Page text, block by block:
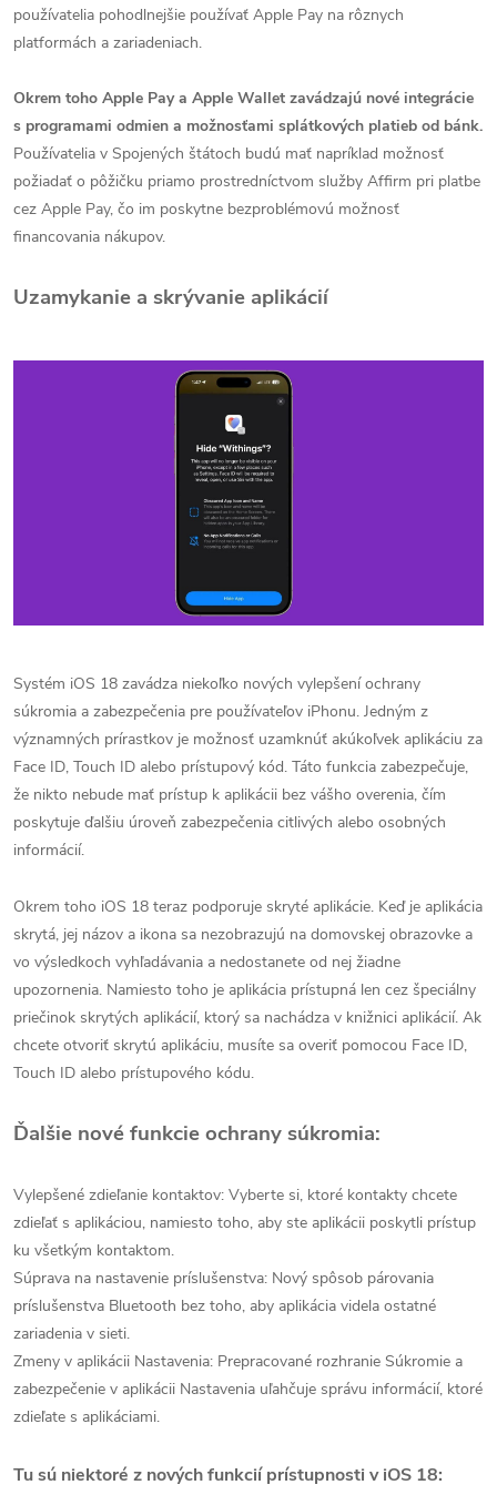
používatelia pohodlnejšie používať Apple Pay na rôznych
platformách a zariadeniach.
Okrem toho Apple Pay a Apple Wallet zavádzajú nové integrácie
s programami odmien a možnosťami splátkových platieb od bánk.
Používatelia v Spojených štátoch budú mať napríklad možnosť
požiadať o pôžičku priamo prostredníctvom služby Affirm pri platbe
cez Apple Pay, čo im poskytne bezproblémovú možnosť
financovania nákupov.
Uzamykanie a skrývanie aplikácií
Systém iOS 18 zavádza niekoľko nových vylepšení ochrany
súkromia a zabezpečenia pre používateľov iPhonu. Jedným z
významných prírastkov je možnosť uzamknúť akúkoľvek aplikáciu za
Face ID, Touch ID alebo prístupový kód. Táto funkcia zabezpečuje,
že nikto nebude mať prístup k aplikácii bez vášho overenia, čím
poskytuje ďalšiu úroveň zabezpečenia citlivých alebo osobných
informácií.
Okrem toho iOS 18 teraz podporuje skryté aplikácie. Keď je aplikácia
skrytá, jej názov a ikona sa nezobrazujú na domovskej obrazovke a
vo výsledkoch vyhľadávania a nedostanete od nej žiadne
upozornenia. Namiesto toho je aplikácia prístupná len cez špeciálny
priečinok skrytých aplikácií, ktorý sa nachádza v knižnici aplikácií. Ak
chcete otvoriť skrytú aplikáciu, musíte sa overiť pomocou Face ID,
Touch ID alebo prístupového kódu.
Ďalšie nové funkcie ochrany súkromia:
Vylepšené zdieľanie kontaktov: Vyberte si, ktoré kontakty chcete
zdieľať s aplikáciou, namiesto toho, aby ste aplikácii poskytli prístup
ku všetkým kontaktom.
Súprava na nastavenie príslušenstva: Nový spôsob párovania
príslušenstva Bluetooth bez toho, aby aplikácia videla ostatné
zariadenia v sieti.
Zmeny v aplikácii Nastavenia: Prepracované rozhranie Súkromie a
zabezpečenie v aplikácii Nastavenia uľahčuje správu informácií, ktoré
zdieľate s aplikáciami.
Tu sú niektoré z nových funkcií prístupnosti v iOS 18: